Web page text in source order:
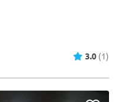
3.0 (1)